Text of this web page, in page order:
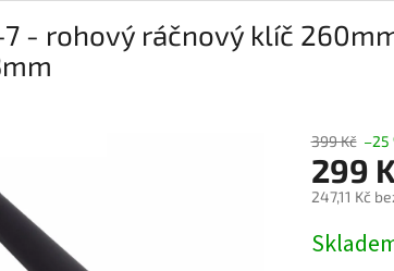
7 - rohový ráčnový klíč
399 Kč –25
299
247,11 Kč
cena: